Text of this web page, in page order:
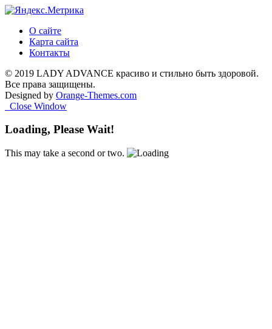
О сайте
Карта сайта
Контакты
© 2019 LADY ADVANCE красиво и стильно быть здоровой.
Все права защищены.
Designed by Orange-Themes.com
Close Window
Loading, Please Wait!
This may take a second or two.